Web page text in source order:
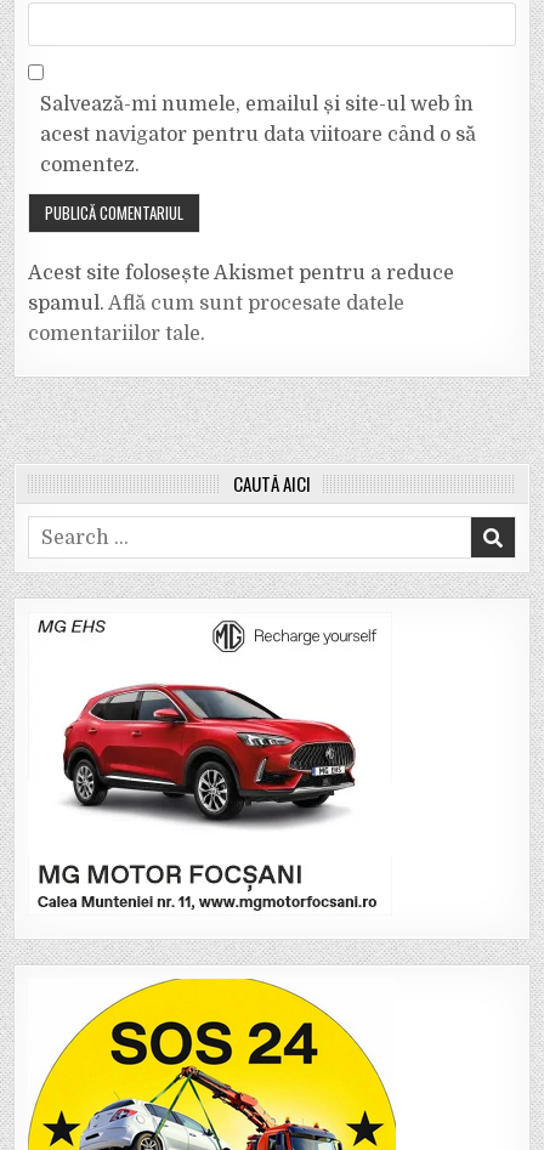
Salvează-mi numele, emailul și site-ul web în
acest navigator pentru data viitoare când o să
comentez.
Acest site folosește Akismet pentru a reduce
spamul.Află cum sunt procesate datele
comentariilor tale.
CAUTĂ AICI
Search
for: